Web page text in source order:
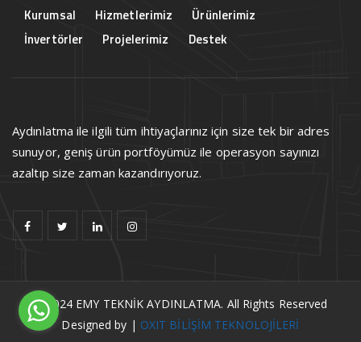
Kurumsal Hizmetlerimiz
Ürünlerimiz
İnvertörler
Projelerimiz Destek
Aydınlatma ile ilgili tüm ihtiyaçlarınız için size tek bir adres
sunuyor, geniş ürün portföyümüz ile operasyon sayınızı
azaltıp size zaman kazandırıyoruz.
© 2024 EMY TEKNİK AYDINLATMA. All Rights Reserved
Designed by | OXIT BİLİŞİM TEKNOLOJİLERİ